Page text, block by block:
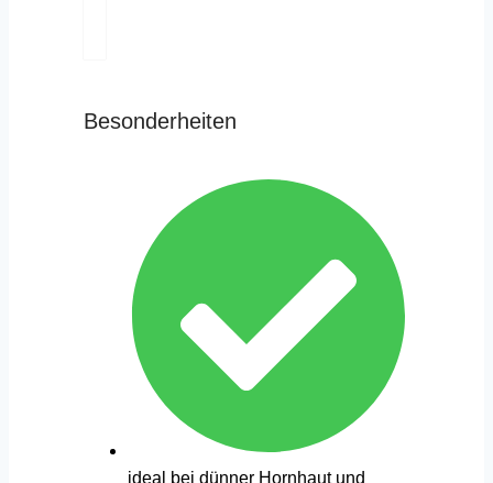
Besonderheiten
ideal bei dünner Hornhaut und